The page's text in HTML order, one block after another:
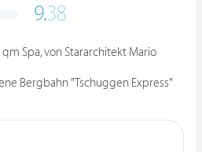
9.38
Spa, von Stararchitekt Mario
Bergbahn "Tschuggen Express"